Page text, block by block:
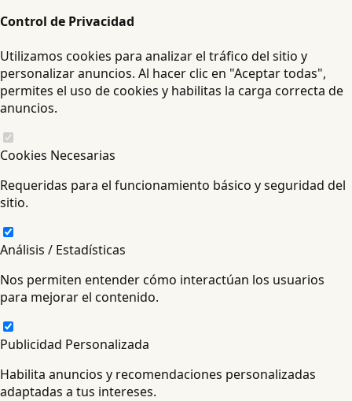
Control de Privacidad
Utilizamos cookies para analizar el tráfico del sitio y
personalizar anuncios. Al hacer clic en "Aceptar todas",
permites el uso de cookies y habilitas la carga correcta de
anuncios.
Cookies Necesarias
Requeridas para el funcionamiento básico y seguridad del
sitio.
Análisis / Estadísticas
Nos permiten entender cómo interactúan los usuarios
para mejorar el contenido.
Publicidad Personalizada
Habilita anuncios y recomendaciones personalizadas
adaptadas a tus intereses.